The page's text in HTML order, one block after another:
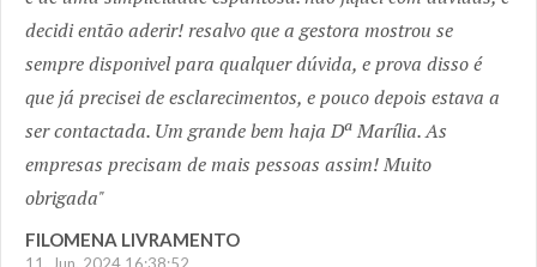
decidi então aderir! resalvo que a gestora mostrou se
sempre disponivel para qualquer dúvida, e prova disso é
que já precisei de esclarecimentos, e pouco depois estava a
ser contactada. Um grande bem haja Dª Marília. As
empresas precisam de mais pessoas assim! Muito
obrigada
FILOMENA LIVRAMENTO
11, Jun, 2024 16:38:52